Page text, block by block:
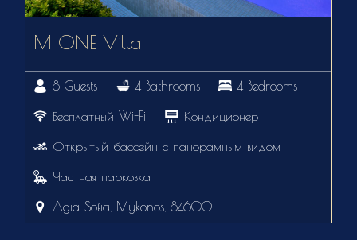
M ONE Villa
8 Guests 4 Bathrooms 4 Bedrooms
Бесплатный Wi-Fi Кондиционер
Открытый бассейн с панорамным видом
Частная парковка
Agia Sofia, Mykonos, 84600